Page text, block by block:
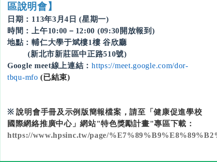
區說明會】
日期：113年3月4日 (星期一)
時間：上午10:00－12:00 (09:30開放報到)
地點：輔仁大學于斌樓1樓 谷欣廳
(新北市新莊區中正路510號)
Google meet線上連結：https://meet.google.com/dor-
tbqu-mfo (已結束)
※說明會手冊及示例版簡報檔案，請至「健康促進學校
國際網絡推廣中心」網站"特色獎勵計畫"專區下載：
https://www.hpsinc.tw/page/